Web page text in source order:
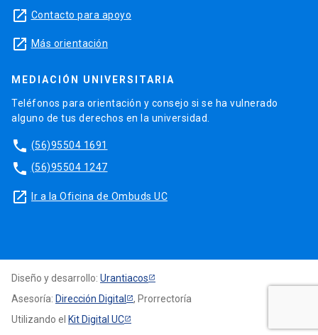
launch Contacto para apoyo
launch Más orientación
MEDIACIÓN UNIVERSITARIA
Teléfonos para orientación y consejo si se ha vulnerado
alguno de tus derechos en la universidad.
phone (56)95504 1691
phone (56)95504 1247
launch Ir a la Oficina de Ombuds UC
Diseño y desarrollo: Urantiacos
Asesoría: Dirección Digital
, Prorrectoría
Utilizando el Kit Digital UC